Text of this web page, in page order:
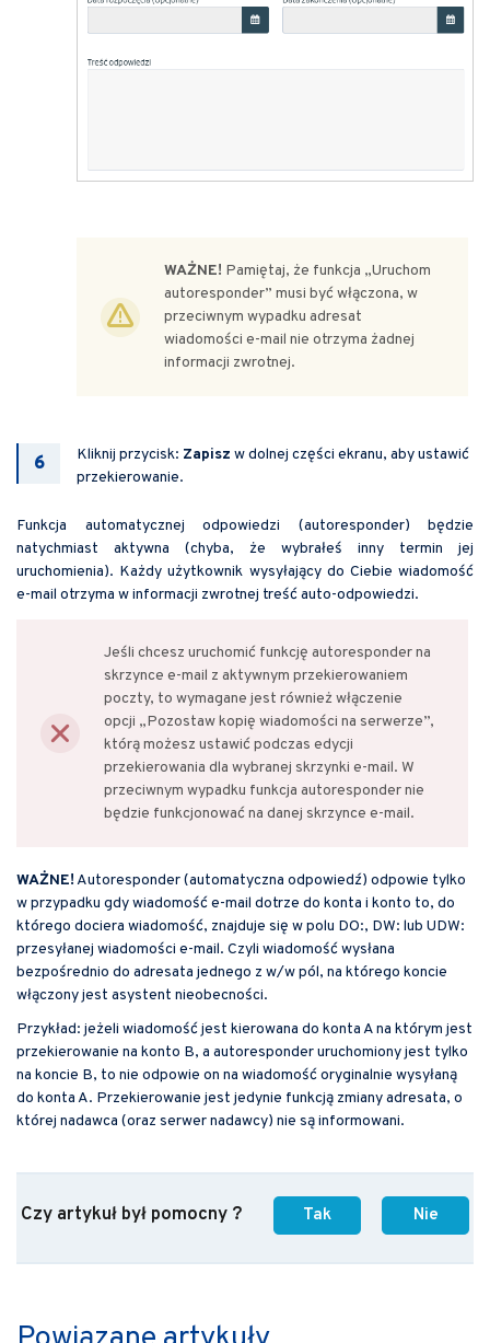
WAŻNE! Pamiętaj, że funkcja „Uruchom
autoresponder” musi być włączona, w
przeciwnym wypadku adresat
wiadomości e-mail nie otrzyma żadnej
informacji zwrotnej.
Kliknij przycisk: Zapisz w dolnej części ekranu, aby ustawić
przekierowanie.
Funkcja automatycznej odpowiedzi (autoresponder) będzie
natychmiast aktywna (chyba, że wybrałeś inny termin jej
uruchomienia). Każdy użytkownik wysyłający do Ciebie wiadomość
e-mail otrzyma w informacji zwrotnej treść auto-odpowiedzi.
Jeśli chcesz uruchomić funkcję autoresponder na
skrzynce e-mail z aktywnym przekierowaniem
poczty, to wymagane jest również włączenie
opcji „Pozostaw kopię wiadomości na serwerze”,
którą możesz ustawić podczas edycji
przekierowania dla wybranej skrzynki e-mail. W
przeciwnym wypadku funkcja autoresponder nie
będzie funkcjonować na danej skrzynce e-mail.
WAŻNE!Autoresponder (automatyczna odpowiedź) odpowie tylko
w przypadku gdy wiadomość e-mail dotrze do konta i konto to, do
którego dociera wiadomość, znajduje się w polu DO:, DW: lub UDW:
przesyłanej wiadomości e-mail. Czyli wiadomość wysłana
bezpośrednio do adresata jednego z w/w pól, na którego koncie
włączony jest asystent nieobecności.
Przykład: jeżeli wiadomość jest kierowana do konta A na którym jest
przekierowanie na konto B, a autoresponder uruchomiony jest tylko
na koncie B, to nie odpowie on na wiadomość oryginalnie wysyłaną
do konta A. Przekierowanie jest jedynie funkcją zmiany adresata, o
której nadawca (oraz serwer nadawcy) nie są informowani.
Czy artykuł był pomocny ? Tak Nie